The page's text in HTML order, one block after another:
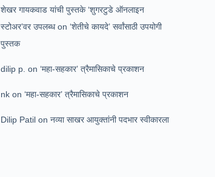
शेखर गायकवाड यांची पुस्तके ‘शुगरटुडे ऑनलाइन
स्टोअर’वर उपलब्धon‘शेतीचे कायदे’ सर्वांसाठी उपयोगी
पुस्तक
dilip p. on‘महा-सहकार’ त्रैमासिकाचे प्रकाशन
nk on‘महा-सहकार’ त्रैमासिकाचे प्रकाशन
Dilip Patil onनव्या साखर आयुक्तांनी पदभार स्वीकारला